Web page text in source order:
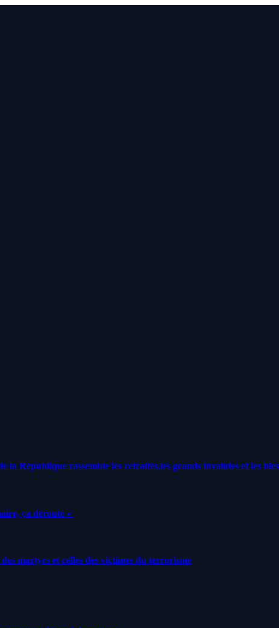
République rassemble les retraités,les grands invalides et les
ça déroute «
martyrs et celles des victimes du terrorisme